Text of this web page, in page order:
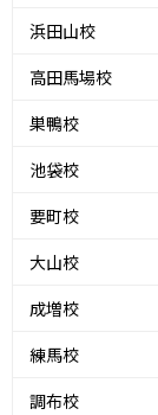
浜田山校
高田馬場校
巣鴨校
池袋校
要町校
大山校
成増校
練馬校
調布校